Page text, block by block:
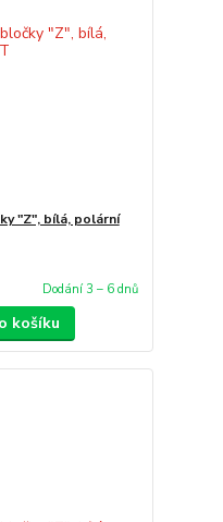
"Z", bílá, polární
Dodání 3 – 6 dnů
košíku